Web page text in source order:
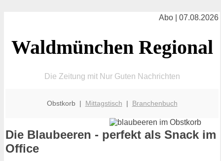
Abo | 07.08.2026
Waldmünchen Regional
Die Zeitung mit Nur Guten Nachrichten
Obstkorb | Mittagstisch | Branchenbuch
Die Blaubeeren - perfekt als Snack im
Office